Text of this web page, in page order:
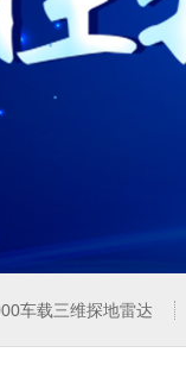
车载三维探地雷达